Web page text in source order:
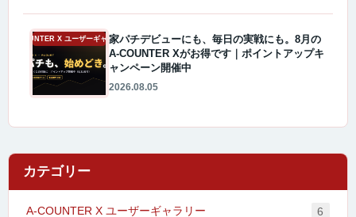
A-COUNTER X ユーザーギャラリー家パチデビューにも、毎日の実戦にも。8月の
A-COUNTER Xがお得です｜ポイントアップキ
ャンペーン開催中
2026.08.05
カテゴリー
A-COUNTER X ユーザーギャラリー 6